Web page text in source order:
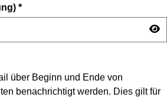
*
über Beginn und Ende von
benachrichtigt werden. Dies gilt für